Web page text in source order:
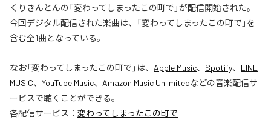
くりきんとんの「変わってしまったこの町で」が配信開始された。
今回デジタル配信された楽曲は、「変わってしまったこの町で」を
含む全1曲となっている。
なお「変わってしまったこの町で 」は、 Apple Music、 Spotify、 LINE
MUSIC、 YouTube Music、 Amazon Music Unlimitedなどの音楽配信サ
ービスで聴くことができる。
各配信サービス： 変わってしまったこの町で